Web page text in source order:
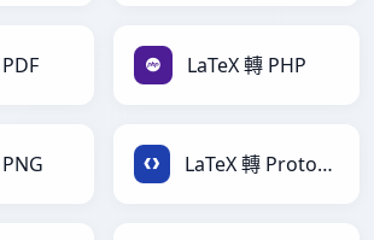
LaTeX 轉 PHP
LaTeX 轉 Protobuf